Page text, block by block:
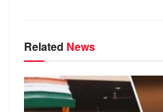
Related News